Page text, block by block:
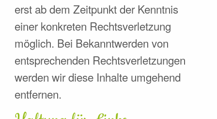
erst ab dem Zeitpunkt der Kenntnis
einer konkreten Rechtsverletzung
möglich. Bei Bekanntwerden von
entsprechenden Rechtsverletzungen
werden wir diese Inhalte umgehend
entfernen.